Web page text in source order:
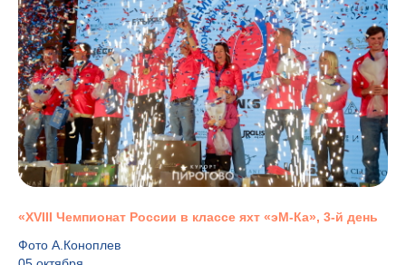
«XVIII Чемпионат России в классе яхт «эМ-Ка», 3-й день
Фото А.Коноплев